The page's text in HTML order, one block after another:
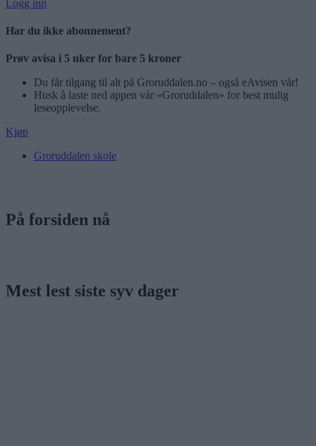
Logg inn
Har du ikke abonnement?
Prøv avisa i 5 uker for bare 5 kroner
Du får tilgang til alt på Groruddalen.no – også eAvisen vår!
Husk å laste ned appen vår «Groruddalen» for best mulig
leseopplevelse.
Kjøp
Groruddalen skole
På forsiden nå
Mest lest siste syv dager